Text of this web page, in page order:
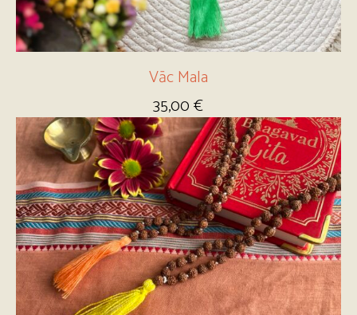
Vāc Mala
35,00€